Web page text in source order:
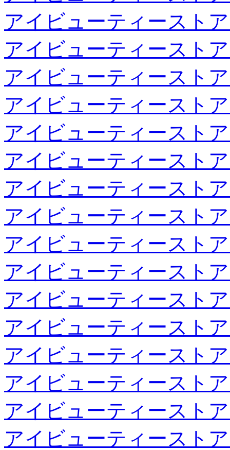
アイビューティースト
アイビューティースト
アイビューティースト
アイビューティースト
アイビューティースト
アイビューティースト
アイビューティースト
アイビューティースト
アイビューティースト
アイビューティースト
アイビューティースト
アイビューティースト
アイビューティースト
アイビューティースト
アイビューティースト
アイビューティースト